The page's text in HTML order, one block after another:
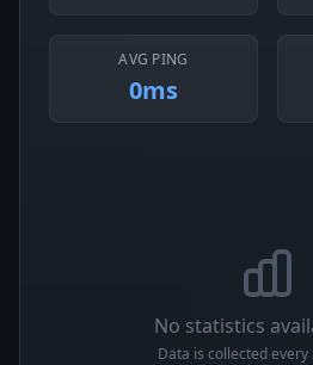
AVG PING
0ms
No statistics
Data is collected every